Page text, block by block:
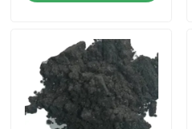
Visite d'usine
Contrôle de qualité